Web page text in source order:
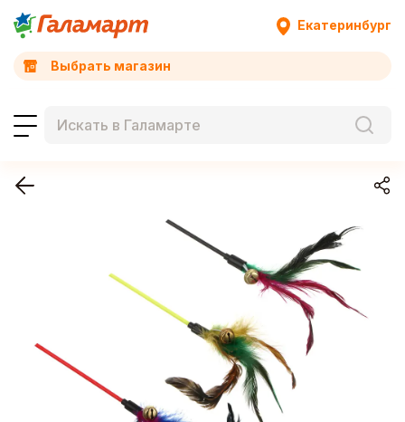
Екатеринбург
Выбрать магазин